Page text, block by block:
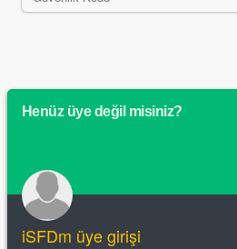
Henüz üye değil misiniz?
iSFDm üye girişi